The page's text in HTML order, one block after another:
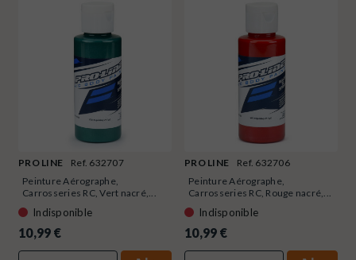
PRO LINE
Ref. 632707
Peinture Aérographe,
Carrosseries RC, Vert nacré,...
Indisponible
10,99 €
PRO LINE
Ref. 632706
Peinture Aérographe,
Carrosseries RC, Rouge nacré,...
Indisponible
10,99 €